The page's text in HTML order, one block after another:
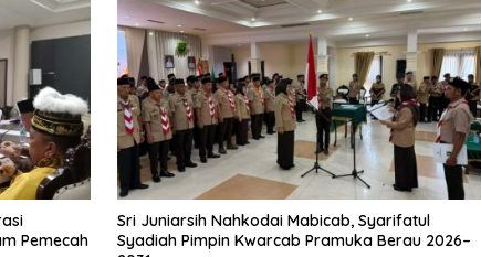
Pemecah
Sri Juniarsih Nahkodai Mabicab, Syarifatul
Syadiah Pimpin Kwarcab Pramuka Berau 2026–